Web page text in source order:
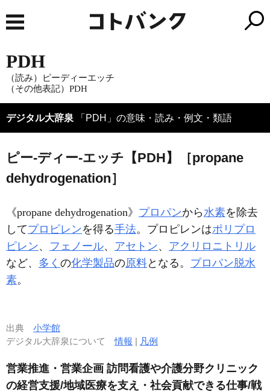
PDH
（読み）ピーディーエッチ
（その他表記）PDH
デジタル大辞泉 「PDH」の意味・読み・例文・類語
ピー‐ディー‐エッチ【PDH】［propane
dehydrogenation］
《propane dehydrogenation》 プロパンから水素を除去
してプロピレンを得る手法。プロピレンはポリプロ
ピレン、 フェノール、 アセトン、 アクリロニトリル
など、 多く の化学製品の原料となる。 プロパン脱水
素。
出典 小学館
デジタル大辞泉について情報 | 凡例
営業推進・営業企画 訪問看護や介護分野クリニック
の経営支援/地域医療を支え・社会貢献できる仕事/戦